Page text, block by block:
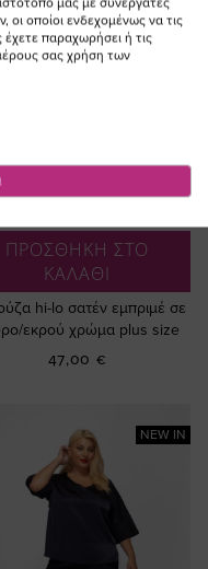
ΠΡΟΣΘΗΚΗ ΣΤΟ
ΚΑΛΑΘΙ
hi-lo σατέν εμπριμέ σε
εκρού χρώμα plus size
47,00 €
NEW IN
οι οποίοι ενδεχομένως να τις
παραχωρήσει ή τις
σας χρήση των